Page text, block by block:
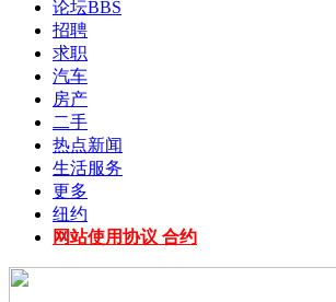
论坛BBS
招聘
求职
汽车
房产
二手
热点新闻
生活服务
更多
纽约
网站使用协议 合约